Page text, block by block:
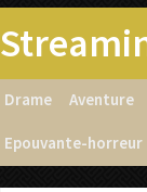
Drame Aventure
Epouvante-horreur